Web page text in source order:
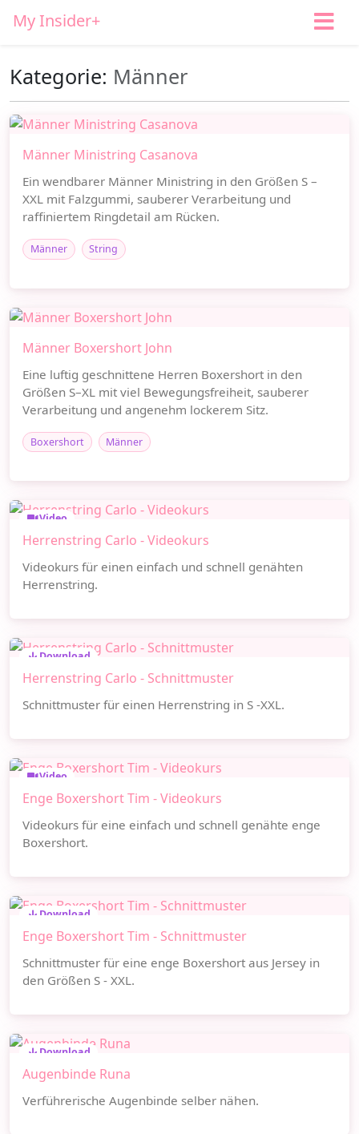
My Insider+
Kategorie: Männer
Männer Ministring Casanova
Ein wendbarer Männer Ministring in den Größen S –
XXL mit Falzgummi, sauberer Verarbeitung und
raffiniertem Ringdetail am Rücken.
Männer String
Männer Boxershort John
Eine luftig geschnittene Herren Boxershort in den
Größen S–XL mit viel Bewegungsfreiheit, sauberer
Verarbeitung und angenehm lockerem Sitz.
Boxershort Männer
Video
Herrenstring Carlo - Videokurs
Videokurs für einen einfach und schnell genähten
Herrenstring.
Download
Herrenstring Carlo - Schnittmuster
Schnittmuster für einen Herrenstring in S -XXL.
Video
Enge Boxershort Tim - Videokurs
Videokurs für eine einfach und schnell genähte enge
Boxershort.
Download
Enge Boxershort Tim - Schnittmuster
Schnittmuster für eine enge Boxershort aus Jersey in
den Größen S - XXL.
Download
Augenbinde Runa
Verführerische Augenbinde selber nähen.